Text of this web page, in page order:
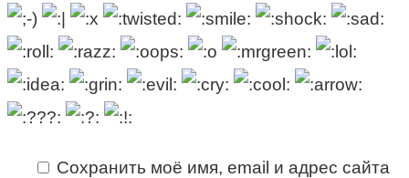
Сохранить моё имя, email и адрес сайта